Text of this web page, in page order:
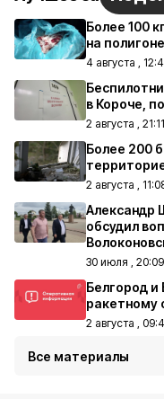
Более 100
на
4 августа ,
в Короче,
2 августа , 21:11
Более 200
2 августа ,
Александр
обсудил
30 июля , 20:09
Белгород и
ракетному
2 августа ,
Все материалы